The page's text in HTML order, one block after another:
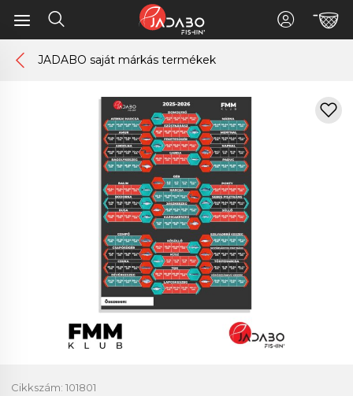
JADABO saját márkás termékek
Cikkszám: 101801